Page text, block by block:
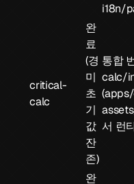
i18n/
critical-
calc
완
료
(경
미
초
기
값
잔
존)
통합
calc/
(
서 런
완